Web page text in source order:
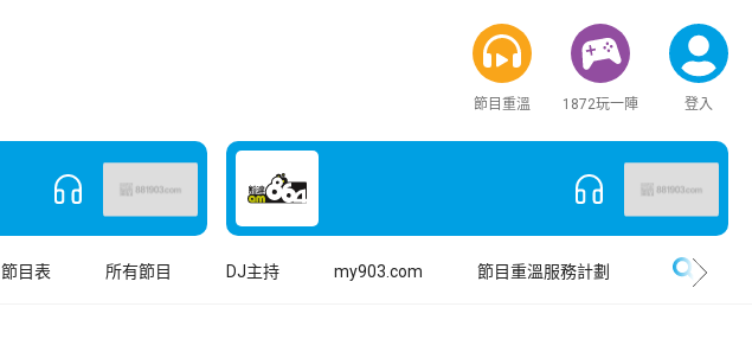
節目重溫 1872玩一陣 登入
節目表 所有節目 DJ主持 my903.com 節目重溫服務計劃